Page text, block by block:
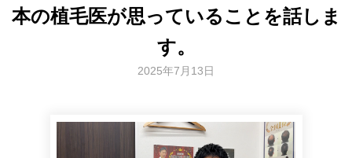
本の植毛医が思っていることを話しま
す。
2025年7月13日